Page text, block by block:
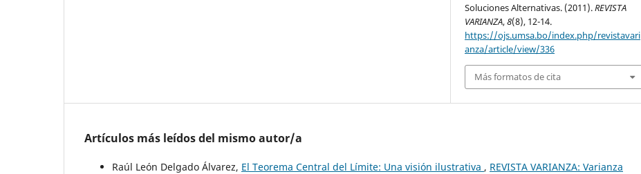
Soluciones Alternativas. (2011).REVISTA
VARIANZA,8(8), 12-14.
https://ojs.umsa.bo/index.php/revistavari
anza/article/view/336
Más formatos de cita
Artículos más leídos del mismo autor/a
Raúl León Delgado Álvarez, El Teorema Central del Límite: Una visión ilustrativa , REVISTA VARIANZA: Varianza